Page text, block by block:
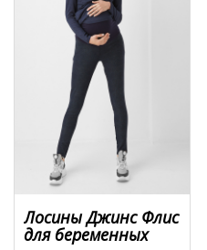
Лосины Джинс Флис
для беременных